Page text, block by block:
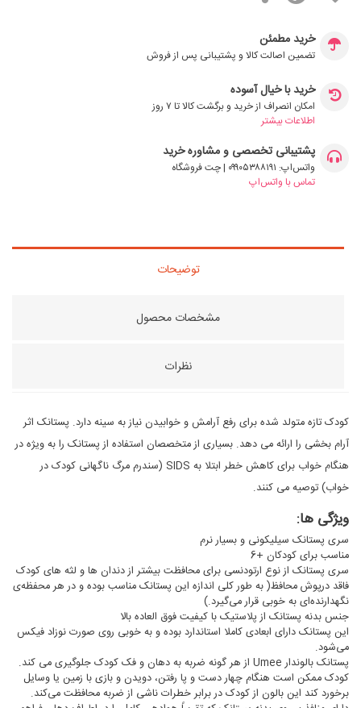
خرید مطمئن
تضمین اصالت کالا و پشتیبانی پس از فروش
خرید با خیال آسوده
امکان انصراف از خرید و برگشت کالا تا ۷ روز
اطلاعات بیشتر
پشتیبانی تخصصی و مشاوره خرید
واتس‌اپ: ۰۹۹۰۵۳۸۸۱۹۱ | چت فروشگاه
تماس با واتس‌اپ
توضیحات
مشخصات محصول
نظرات
کودک تازه متولد شده برای رفع آرامش و خوابیدن نیاز به سینه دارد. پستانک اثر
آرام بخشی را ارائه می دهد. بسیاری از متخصصان استفاده از پستانک را به ویژه در
هنگام خواب برای کاهش خطر ابتلا به SIDS (سندرم مرگ ناگهانی کودک در
خواب) توصیه می کنند.
ویژگی ها:
سری پستانک سیلیکونی و بسیار نرم
مناسب برای کودکان +6
سری پستانک از نوع ارتودنسی برای محافظت بیشتر از دندان ها و لثه های کودک
فاقد درپوش محافظ( به طور کلی اندازه این پستانک مناسب بوده و در هر محفظه‌ی
نگهدارنده‌ای به خوبی قرار می‌گیرد.)
جنس بدنه پستانک از پلاستیک با کیفیت فوق العاده بالا
این پستانک دارای ابعادی کاملا استاندارد بوده و به خوبی روی صورت نوزاد فیکس
می‌شود.
پستانک بالوندار Umee از هر گونه ضربه به دهان و فک کودک جلوگیری می کند.
کودک ممکن است هنگام چهار دست و پا رفتن، دویدن و بازی با زمین یا وسایل
برخورد کند این بالون از کودک در برابر خطرات ناشی از ضربه محافظت می‌کند.